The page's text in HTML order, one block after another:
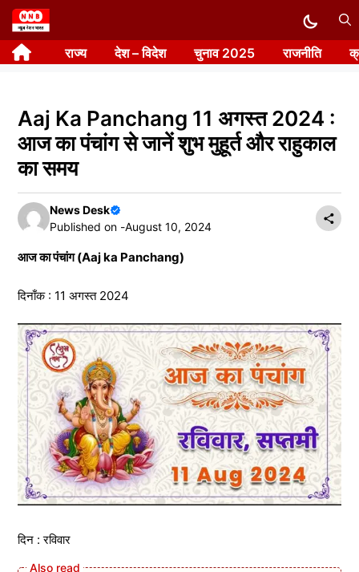
Skip
to
content राज्य देश – विदेश चुनाव 2025 राजनीति
Aaj Ka Panchang 11 अगस्त 2024 :
आज का पंचांग से जानें शुभ मुहूर्त और राहुकाल
का समय
News Desk
Published on -August 10, 2024
आज का पंचांग (Aaj ka Panchang)
दिनाँक : 11 अगस्त 2024
दिन : रविवार